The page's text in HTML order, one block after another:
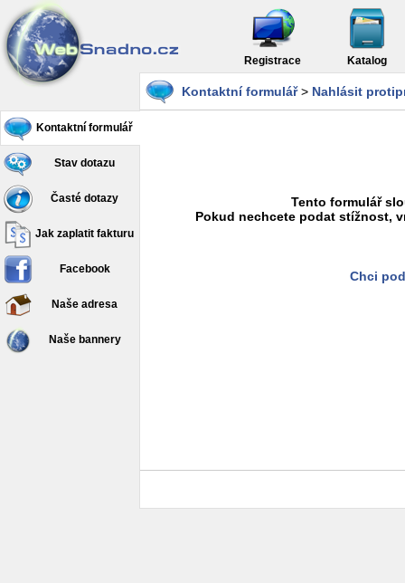
Registrace Katalog
Kontaktní formulář
Stav dotazu
Časté dotazy
Jak zaplatit fakturu
Facebook
Naše adresa
Naše bannery
Kontaktní formulář> Nahlásit
Tento formulář
Pokud nechcete podat stížnost,
Chci